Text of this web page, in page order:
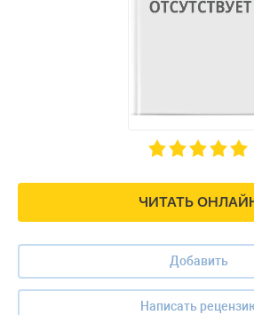
ЧИТАТЬ
Добавить
Написать